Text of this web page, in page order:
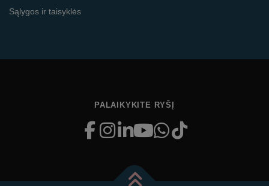
Sąlygos ir taisyklės
PALAIKYKITE RYŠĮ